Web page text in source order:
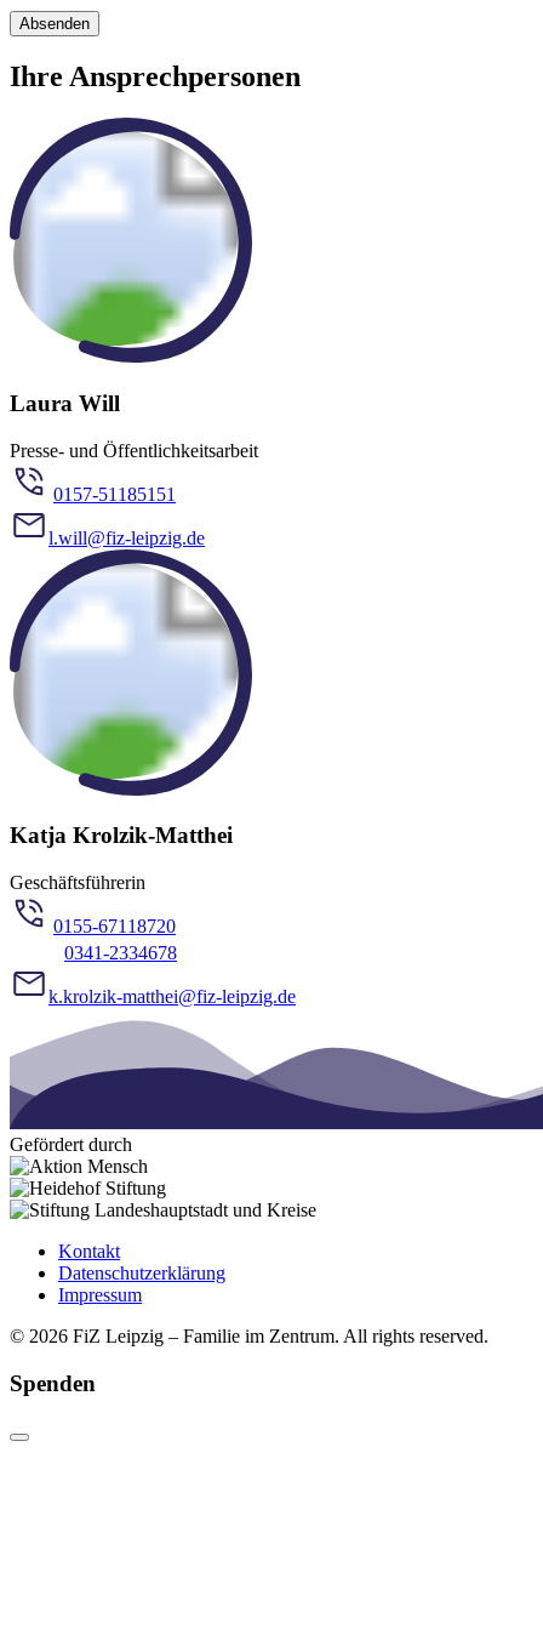
Absenden
Ihre Ansprechpersonen
Laura Will
Presse- und Öffentlichkeitsarbeit
0157-51185151
l.will@fiz-leipzig.de
Katja Krolzik-Matthei
Geschäftsführerin
0155-67118720
0341-2334678
k.krolzik-matthei@fiz-leipzig.de
Gefördert durch
Kontakt
Datenschutzerklärung
Impressum
© 2026 FiZ Leipzig – Familie im Zentrum. All rights reserved.
Spenden